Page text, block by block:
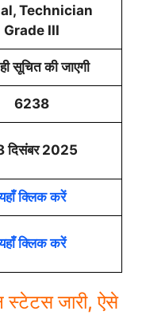
Technician
Grade III
सूचित की जाएगी
6238
दिसंबर 2025
क्लिक करें
क्लिक करें
स्टेटस जारी, ऐसे